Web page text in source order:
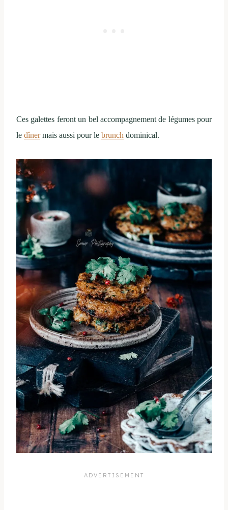
Ces galettes feront un bel accompagnement de légumes pour
le dînermais aussi pour le brunch dominical.